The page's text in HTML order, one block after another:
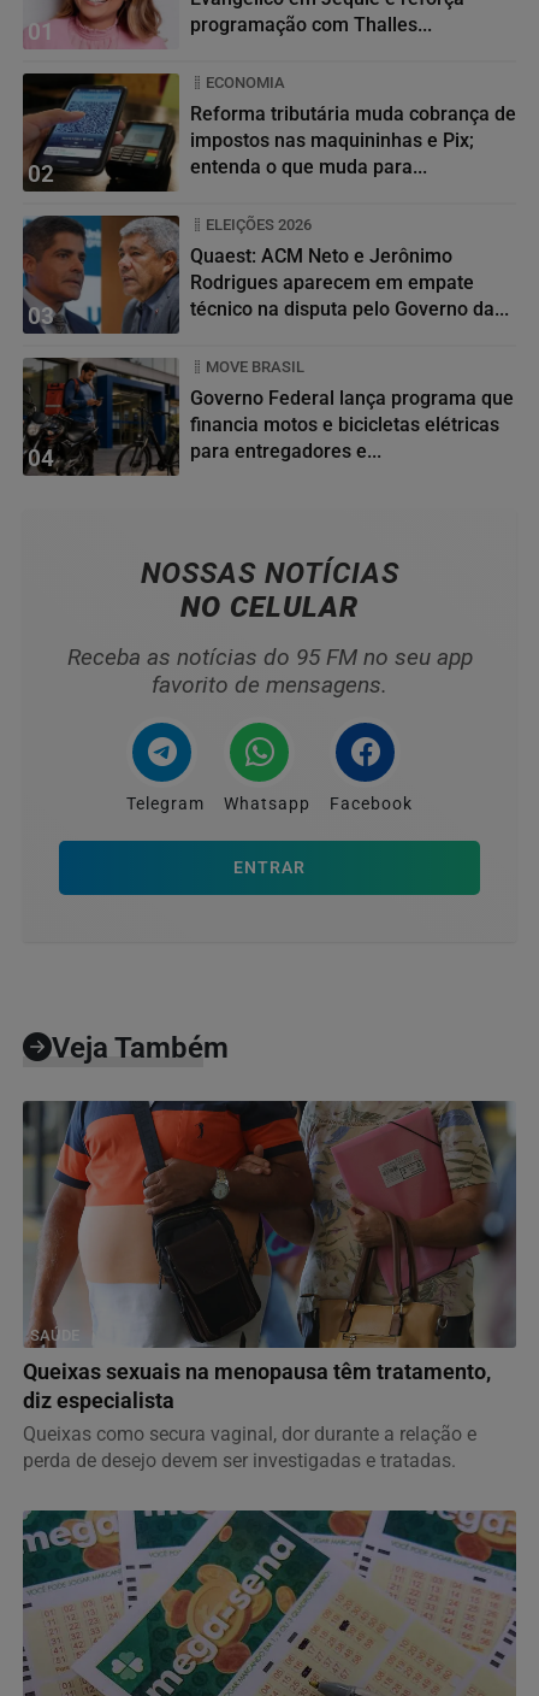
01
programação com Thalles...
02
ECONOMIA
Reforma tributária muda cobrança de
impostos nas maquininhas e Pix;
entenda o que muda para...
03
ELEIÇÕES 2026
Quaest: ACM Neto e Jerônimo
Rodrigues aparecem em empate
técnico na disputa pelo Governo da...
04
MOVE BRASIL
Governo Federal lança programa que
financia motos e bicicletas elétricas
para entregadores e...
NOSSAS NOTÍCIAS
NO CELULAR
Receba as notícias do 95 FM no seu app
favorito de mensagens.
Telegram Whatsapp Facebook
ENTRAR
Veja Também
SAÚDE
Queixas sexuais na menopausa têm tratamento,
diz especialista
Queixas como secura vaginal, dor durante a relação e
perda de desejo devem ser investigadas e tratadas.